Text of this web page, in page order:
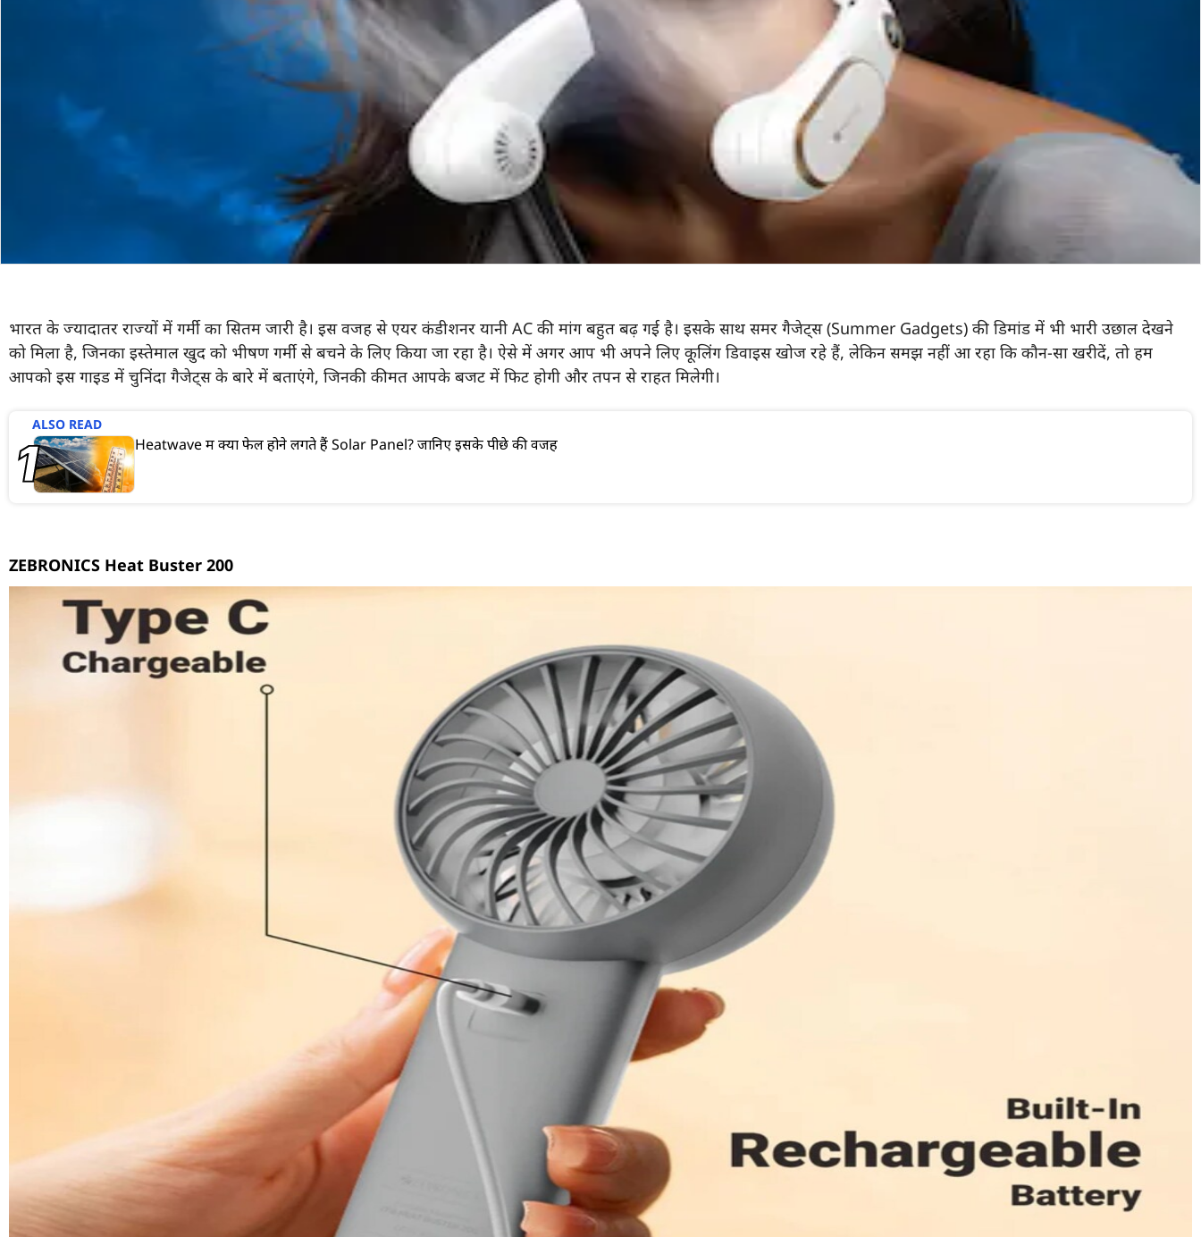
भारत के ज्यादातर राज्यों में गर्मी का सितम जारी है। इस वजह से एयर कंडीशनर यानी AC की मांग बहुत बढ़ गई है। इसके साथ समर गैजेट्स (Summer Gadgets) की डिमांड में भी भारी उछाल देखने
को मिला है, जिनका इस्तेमाल खुद को भीषण गर्मी से बचने के लिए किया जा रहा है। ऐसे में अगर आप भी अपने लिए कूलिंग डिवाइस खोज रहे हैं, लेकिन समझ नहीं आ रहा कि कौन-सा खरीदें, तो हम
आपको इस गाइड में चुनिंदा गैजेट्स के बारे में बताएंगे, जिनकी कीमत आपके बजट में फिट होगी और तपन से राहत मिलेगी।
ALSO READ
Heatwave में क्यों फेल होने लगते हैं Solar Panel? जानिए इसके पीछे की वजह
ZEBRONICS Heat Buster 200